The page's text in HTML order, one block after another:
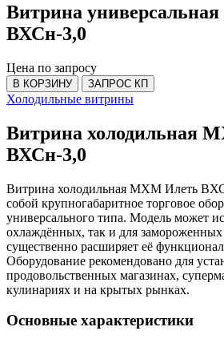
Витрина
ВХСн-3,0
Цена по запросу
В КОРЗИНУ ЗАПРОС КП
Холодильные витрины
Витрина холодильная
ВХСн-3,0
Витрина холодильная МХМ Илеть
собой крупногабаритное торговое
универсального типа. Модель может
охлаждённых, так и для замороженных
существенно расширяет её
Оборудование рекомендовано для
продовольственных магазинах,
кулинариях и на крытых рынках.
Основные характеристики